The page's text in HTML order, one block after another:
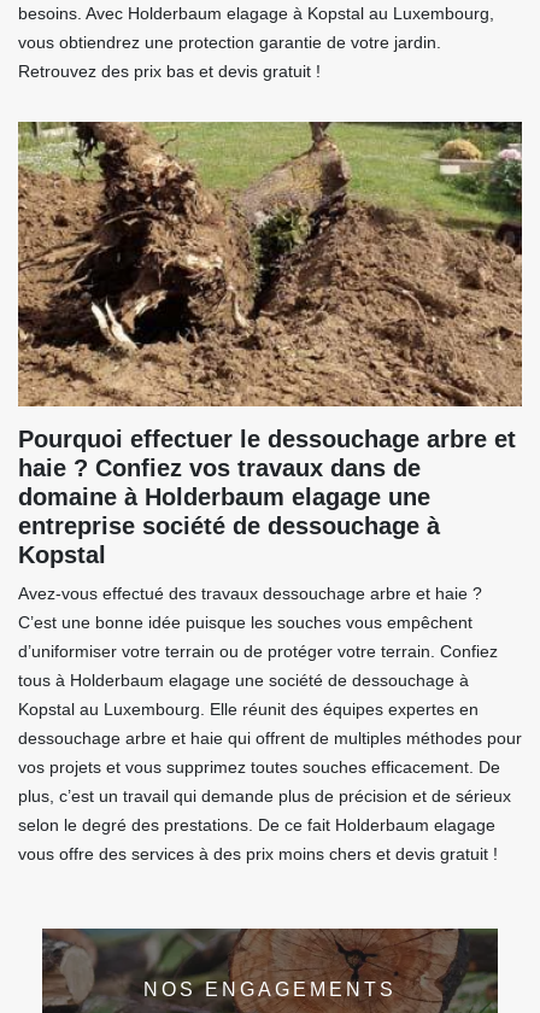
besoins. Avec Holderbaum elagage à Kopstal au Luxembourg,
vous obtiendrez une protection garantie de votre jardin.
Retrouvez des prix bas et devis gratuit !
Pourquoi effectuer le dessouchage arbre et
haie ? Confiez vos travaux dans de
domaine à Holderbaum elagage une
entreprise société de dessouchage à
Kopstal
Avez-vous effectué des travaux dessouchage arbre et haie ?
C’est une bonne idée puisque les souches vous empêchent
d’uniformiser votre terrain ou de protéger votre terrain. Confiez
tous à Holderbaum elagage une société de dessouchage à
Kopstal au Luxembourg. Elle réunit des équipes expertes en
dessouchage arbre et haie qui offrent de multiples méthodes pour
vos projets et vous supprimez toutes souches efficacement. De
plus, c’est un travail qui demande plus de précision et de sérieux
selon le degré des prestations. De ce fait Holderbaum elagage
vous offre des services à des prix moins chers et devis gratuit !
NOS ENGAGEMENTS